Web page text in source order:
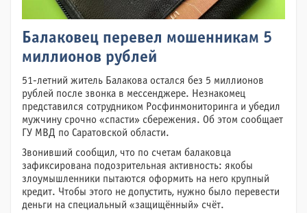
Балаковец перевел мошенникам 5
миллионов рублей
51-летний житель Балакова остался без 5 миллионов
рублей после звонка в мессенджере. Незнакомец
представился сотрудником Росфинмониторинга и убедил
мужчину срочно «спасти» сбережения. Об этом сообщает
ГУ МВД по Саратовской области.
Звонивший сообщил, что по счетам балаковца
зафиксирована подозрительная активность: якобы
злоумышленники пытаются оформить на него крупный
кредит. Чтобы этого не допустить, нужно было перевести
деньги на специальный «защищённый» счёт.